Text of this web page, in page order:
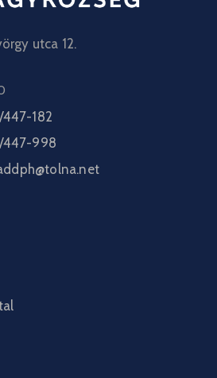
utca 12.
447-182
447-998